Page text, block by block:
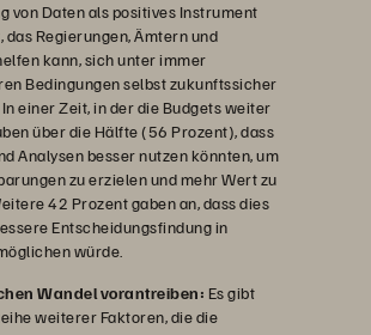
von Daten als positives Instrument
Regierungen, Ämtern und
kann, sich unter immer
Bedingungen selbst zukunftssicher
einer Zeit, in der die Budgets weiter
über die Hälfte (56 Prozent), dass
Analysen besser nutzen könnten, um
zu erzielen und mehr Wert zu
42 Prozent gaben an, dass dies
Entscheidungsfindung in
würde.
Wandel vorantreiben: Es gibt
weiterer Faktoren, die die